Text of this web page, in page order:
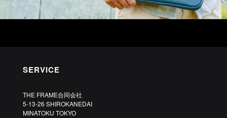
SERVICE
THE FRAME合同会社
5-13-26 SHIROKANEDAI
MINATOKU TOKYO